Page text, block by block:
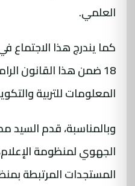
العلمي.
كما يندرج هذا الاجتماع
18 ضمن هذا القانون
المعلومات للتربية
وبالمناسبة، قدم السيد
الجهوي لمنظومة
المستجدات المرتبطة